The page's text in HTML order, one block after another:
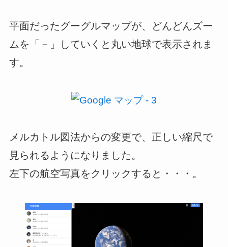
平面だったグーグルマップが、どんどんズー
ムを「－」していくと丸い地球で表示されま
す。
メルカトル図法からの変更で、正しい縮尺で
見られるようになりました。
左下の航空写真をクリックすると・・・。